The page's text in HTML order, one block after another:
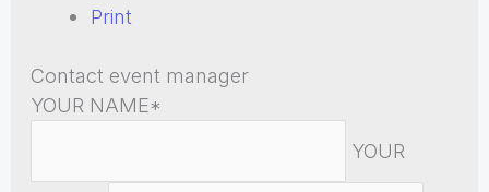
Print
Contact event manager
YOUR NAME*
YOUR